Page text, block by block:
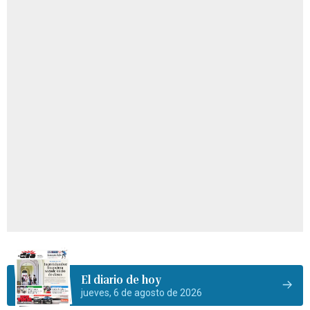
El diario de hoy
jueves, 6 de agosto de 2026